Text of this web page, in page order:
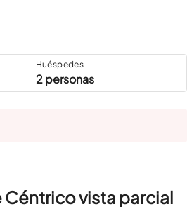
Huéspedes
2 personas
vista parcial